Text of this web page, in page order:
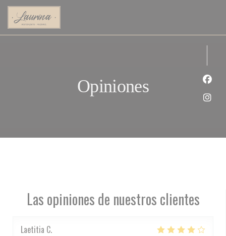
Personalización de sus opciones de cookies
Opiniones
Las opiniones de nuestros clientes
Laetitia C